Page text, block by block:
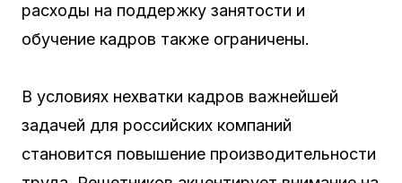
расходы на поддержку занятости и
обучение кадров также ограничены.
В условиях нехватки кадров важнейшей
задачей для российских компаний
становится повышение производительности